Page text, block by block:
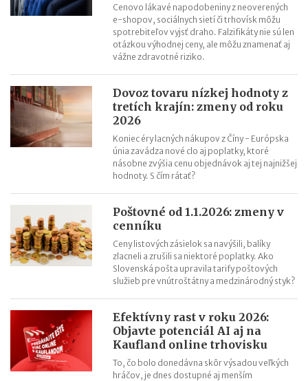
ChatGPT, Gemini a ďalšie AI nástroje: daňové povinnosti pri
Cenovo lákavé napodobeniny z neoverených
e-shopov, sociálnych sietí či trhovísk môžu
spotrebiteľov vyjsť draho. Falzifikáty nie sú len
otázkou výhodnej ceny, ale môžu znamenať aj
vážne zdravotné riziko.
Dovoz tovaru nízkej hodnoty z
tretích krajín: zmeny od roku
2026
Koniec éry lacných nákupov z Číny - Európska
únia zavádza nové clo aj poplatky, ktoré
násobne zvýšia cenu objednávok aj tej najnižšej
hodnoty. S čím rátať?
Poštovné od 1.1.2026: zmeny v
cenníku
Ceny listových zásielok sa navýšili, balíky
zlacneli a zrušili sa niektoré poplatky. Ako
Slovenská pošta upravila tarify poštových
služieb pre vnútroštátny a medzinárodný styk?
Efektívny rast v roku 2026:
Objavte potenciál AI aj na
Kaufland online trhovisku
To, čo bolo donedávna skôr výsadou veľkých
hráčov, je dnes dostupné aj menším